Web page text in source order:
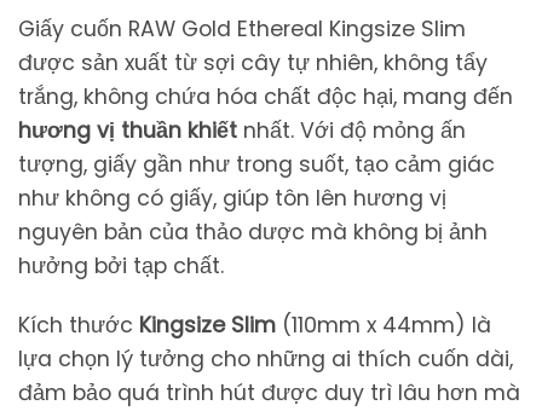
Giấy cuốn RAW Gold Ethereal Kingsize Slim
được sản xuất từ sợi cây tự nhiên, không tẩy
trắng, không chứa hóa chất độc hại, mang đến
hương vị thuần khiết nhất. Với độ mỏng ấn
tượng, giấy gần như trong suốt, tạo cảm giác
như không có giấy, giúp tôn lên hương vị
nguyên bản của thảo dược mà không bị ảnh
hưởng bởi tạp chất.
Kích thước Kingsize Slim (110mm x 44mm) là
lựa chọn lý tưởng cho những ai thích cuốn dài,
đảm bảo quá trình hút được duy trì lâu hơn mà